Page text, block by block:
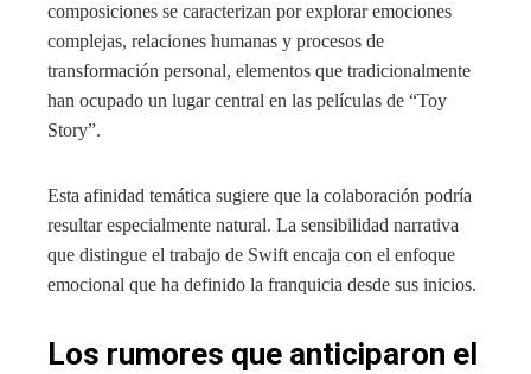
composiciones se caracterizan por explorar emociones
complejas, relaciones humanas y procesos de
transformación personal, elementos que tradicionalmente
han ocupado un lugar central en las películas de “Toy
Story”.
Esta afinidad temática sugiere que la colaboración podría
resultar especialmente natural. La sensibilidad narrativa
que distingue el trabajo de Swift encaja con el enfoque
emocional que ha definido la franquicia desde sus inicios.
Los rumores que anticiparon el